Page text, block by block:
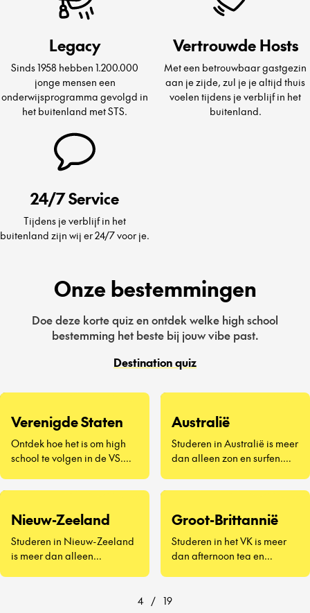
Legacy
Sinds 1958 hebben 1.200.000
jonge mensen een
onderwijsprogramma gevolgd in
het buitenland met STS.
Vertrouwde Hosts
Met een betrouwbaar gastgezin
aan je zijde, zul je je altijd thuis
voelen tijdens je verblijf in het
buitenland.
24/7 Service
Tijdens je verblijf in het
buitenland zijn wij er 24/7 voor je.
Onze bestemmingen
Doe deze korte quiz en ontdek welke high school
bestemming het beste bij jouw vibe past.
Destination quiz
Verenigde Staten
Ontdek hoe het is om high
school te volgen in de VS.
tot schooltrots, homecoming-
weekend. Je dompelt je
onder in een cultuur die je
tot nu toe alleen uit films
Australië
Studeren in Australië is meer
dan alleen zon en surfen.
ontdekken hoe het is om aan
wereld naar school te gaan.
Of je nu in een stad aan de
kust woont of in een kleine
ervaart het leven als een
Nieuw-Zeeland
Studeren in Nieuw-Zeeland
is meer dan alleen
Groot-Brittannië
Studeren in het VK is meer
dan afternoon tea en
is een kans om het leven als
4 / 19